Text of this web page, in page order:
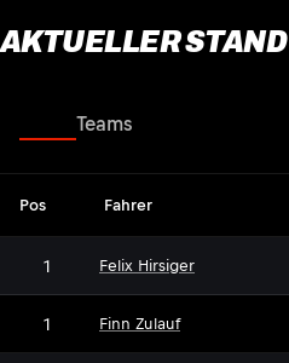
AKTUELLER STAND
Teams
Pos Fahrer
1 Felix Hirsiger
1 Finn Zulauf